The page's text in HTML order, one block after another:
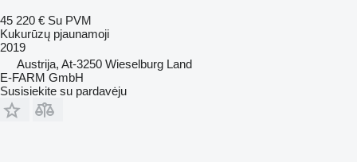
45 220 € Su PVM
Kukurūzų pjaunamoji
2019
Austrija, At-3250 Wieselburg Land
E-FARM GmbH
Susisiekite su pardavėju